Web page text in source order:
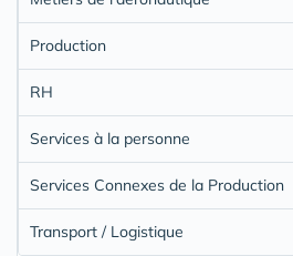
Production
RH
Services à la personne
Services Connexes de la Production
Transport / Logistique